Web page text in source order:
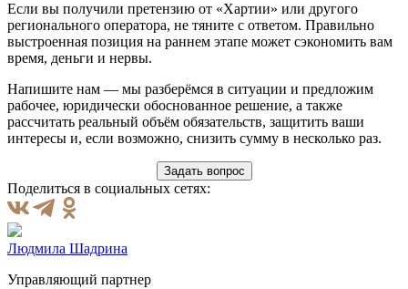
Если вы получили претензию от «Хартии» или другого
регионального оператора, не тяните с ответом. Правильно
выстроенная позиция на раннем этапе может сэкономить вам
время, деньги и нервы.
Напишите нам — мы разберёмся в ситуации и предложим
рабочее, юридически обоснованное решение, а также
рассчитать реальный объём обязательств, защитить ваши
интересы и, если возможно, снизить сумму в несколько раз.
Задать вопрос
Поделиться в социальных сетях:
Людмила Шадрина
Управляющий партнер